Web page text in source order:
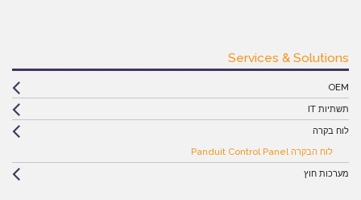
Services & Solutions
OEM
תשתיות IT
לוח בקרה
לוח הבקרה Panduit Control Panel
מערכות חוץ